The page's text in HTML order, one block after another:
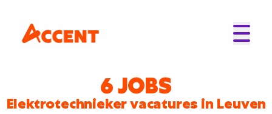
6 JOBS
Elektrotechnieker vacatures in Leuven